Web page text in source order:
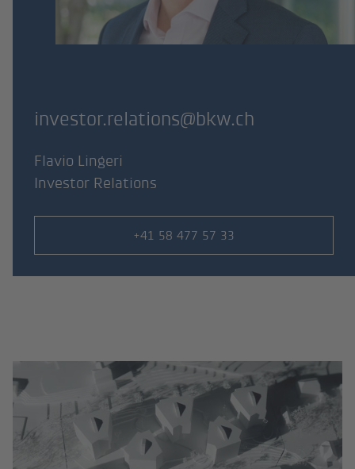
investor.relations@bkw.ch
Flavio Lingeri
Investor Relations
Numero di telefono
+41 58 477 57 33
Il Gruppo BKW